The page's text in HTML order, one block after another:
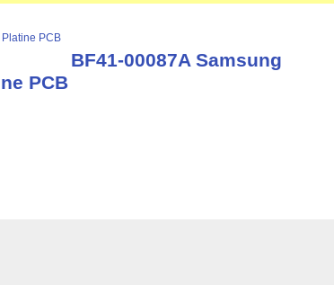
BF41-00087A Samsung
PCB